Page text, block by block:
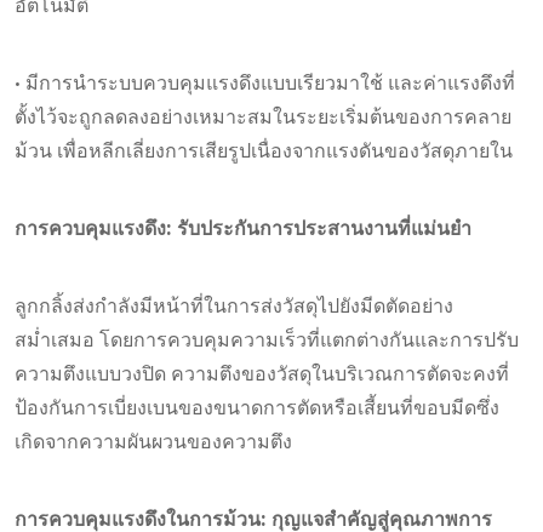
อัตโนมัติ
• มีการนำระบบควบคุมแรงดึงแบบเรียวมาใช้ และค่าแรงดึงที่
ตั้งไว้จะถูกลดลงอย่างเหมาะสมในระยะเริ่มต้นของการคลาย
ม้วน เพื่อหลีกเลี่ยงการเสียรูปเนื่องจากแรงดันของวัสดุภายใน
การควบคุมแรงดึง: รับประกันการประสานงานที่แม่นยำ
ลูกกลิ้งส่งกำลังมีหน้าที่ในการส่งวัสดุไปยังมีดตัดอย่าง
สม่ำเสมอ โดยการควบคุมความเร็วที่แตกต่างกันและการปรับ
ความตึงแบบวงปิด ความตึงของวัสดุในบริเวณการตัดจะคงที่
ป้องกันการเบี่ยงเบนของขนาดการตัดหรือเสี้ยนที่ขอบมีดซึ่ง
เกิดจากความผันผวนของความตึง
การควบคุมแรงดึงในการม้วน: กุญแจสำคัญสู่คุณภาพการ